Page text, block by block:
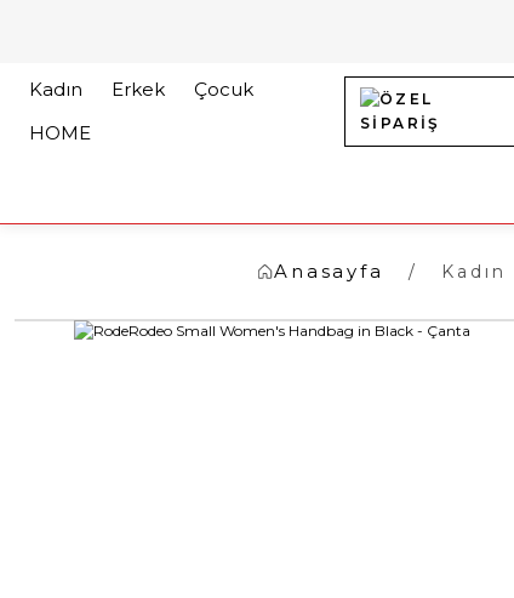
Kadın Erkek
Çocuk
HOME
Anasayfa Kadın